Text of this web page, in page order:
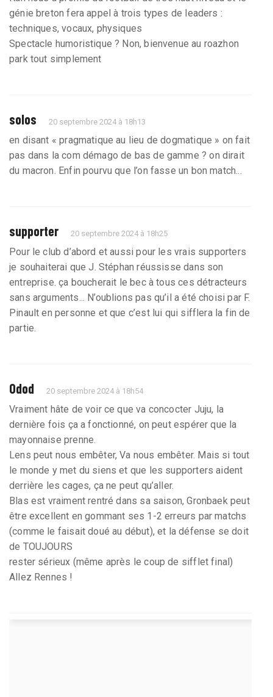
génie breton fera appel à trois types de leaders :
techniques, vocaux, physiques
Spectacle humoristique ? Non, bienvenue au roazhon
park tout simplement
solos 20 septembre 2024 à 18h13
en disant « pragmatique au lieu de dogmatique » on fait
pas dans la com démago de bas de gamme ? on dirait
du macron. Enfin pourvu que l’on fasse un bon match...
supporter 20 septembre 2024 à 18h25
Pour le club d’abord et aussi pour les vrais supporters
je souhaiterai que J. Stéphan réussisse dans son
entreprise. ça boucherait le bec à tous ces détracteurs
sans arguments... N’oublions pas qu’il a été choisi par F.
Pinault en personne et que c’est lui qui sifflera la fin de
partie.
Odod 20 septembre 2024 à 18h54
Vraiment hâte de voir ce que va concocter Juju, la
dernière fois ça a fonctionné, on peut espérer que la
mayonnaise prenne.
Lens peut nous embêter, Va nous embêter. Mais si tout
le monde y met du siens et que les supporters aident
derrière les cages, ça ne peut qu’aller.
Blas est vraiment rentré dans sa saison, Gronbaek peut
être excellent en gommant ses 1-2 erreurs par matchs
(comme le faisait doué au début), et la défense se doit
de TOUJOURS
rester sérieux (même après le coup de sifflet final)
Allez Rennes !